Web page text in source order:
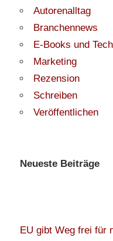
Autorenalltag
Branchennews
E-Books und
Marketing
Rezension
Schreiben
Veröffentlichen
Neueste Beiträge
EU gibt Weg frei für